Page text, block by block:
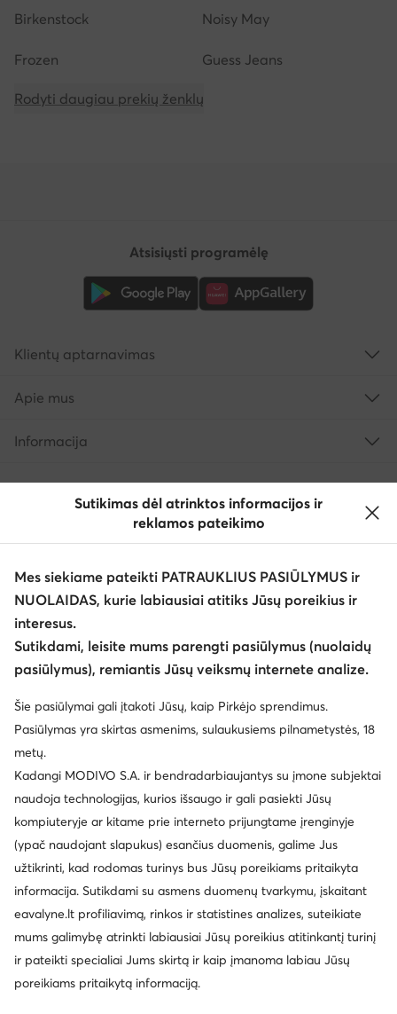
Birkenstock Noisy May
Frozen Guess Jeans
Rodyti daugiau prekių ženklų
Atsisiųsti programėlę
Klientų aptarnavimas
Apie mus
Informacija
© eavalyne.lt 2026
Duomenų apsauga
Sutikimas dėl atrinktos informacijos ir
reklamos pateikimo
Mes siekiame pateikti PATRAUKLIUS PASIŪLYMUS ir
NUOLAIDAS, kurie labiausiai atitiks Jūsų poreikius ir
interesus.
Sutikdami, leisite mums parengti pasiūlymus (nuolaidų
pasiūlymus), remiantis Jūsų veiksmų internete analize.
Šie pasiūlymai gali įtakoti Jūsų, kaip Pirkėjo sprendimus.
Pasiūlymas yra skirtas asmenims, sulaukusiems pilnametystės, 18
metų.
Kadangi MODIVO S.A. ir bendradarbiaujantys su įmone subjektai
naudoja technologijas, kurios išsaugo ir gali pasiekti Jūsų
kompiuteryje ar kitame prie interneto prijungtame įrenginyje
(ypač naudojant slapukus) esančius duomenis, galime Jus
užtikrinti, kad rodomas turinys bus Jūsų poreikiams pritaikyta
informacija. Sutikdami su asmens duomenų tvarkymu, įskaitant
eavalyne.lt profiliavimą, rinkos ir statistines analizes, suteikiate
mums galimybę atrinkti labiausiai Jūsų poreikius atitinkantį turinį
ir pateikti specialiai Jums skirtą ir kaip įmanoma labiau Jūsų
poreikiams pritaikytą informaciją.